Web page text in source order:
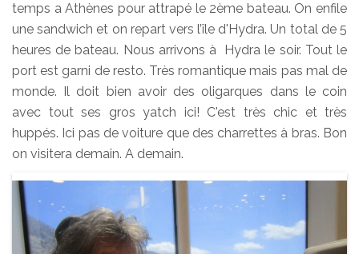
temps a Athènes pour attrapé le 2ème bateau. On enfile
une sandwich et on repart vers l’île d'Hydra. Un total de 5
heures de bateau. Nous arrivons à Hydra le soir. Tout le
port est garni de resto. Très romantique mais pas mal de
monde. Il doit bien avoir des oligarques dans le coin
avec tout ses gros yatch ici! C'est très chic et très
huppés. Ici pas de voiture que des charrettes à bras. Bon
on visitera demain. A demain.